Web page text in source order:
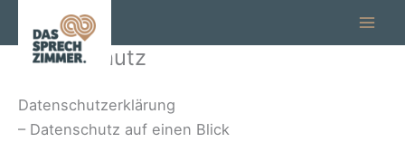
Inhalt
springenDatenschutz
Datenschutzerklärung
– Datenschutz auf einen Blick